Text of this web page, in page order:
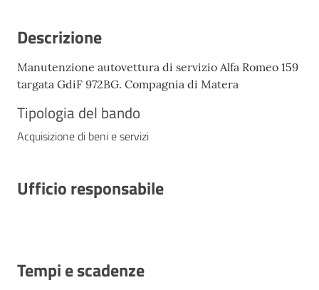
Descrizione
Manutenzione autovettura di servizio Alfa Romeo 159
targata GdiF 972BG. Compagnia di Matera
Tipologia del bando
Acquisizione di beni e servizi
Ufficio responsabile
Tempi e scadenze